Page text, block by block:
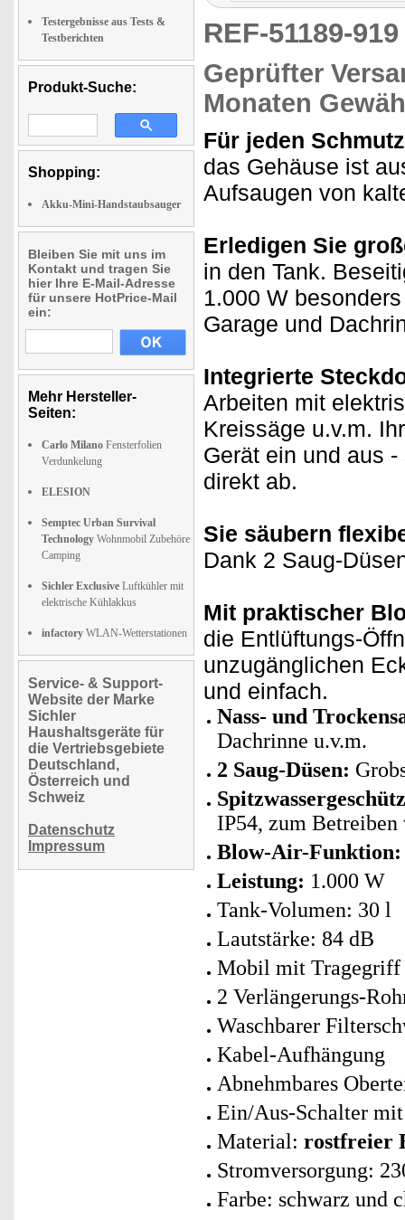
Testergebnisse aus Tests &
Testberichten
Produkt-Suche:
Shopping:
Akku-Mini-Handstaubsauger
Bleiben Sie mit uns im
Kontakt und tragen Sie
hier Ihre E-Mail-Adresse
für unsere HotPrice-Mail
ein:
Mehr Hersteller-
Seiten:
Carlo Milano Fensterfolien
Verdunkelung
ELESION
Semptec Urban Survival
Technology Wohnmobil Zubehöre
Camping
Sichler Exclusive Luftkühler mit
elektrische Kühlakkus
infactory WLAN-Wetterstationen
Service- & Support-
Website der Marke
Sichler
Haushaltsgeräte für
die Vertriebsgebiete
Deutschland,
Österreich und
Schweiz
Datenschutz
Impressum
REF-51189-
Geprüfter
Monaten
Für jeden
das Gehäuse ist
Aufsaugen von
Erledigen Sie
in den Tank.
1.000 W
Garage und
Integrierte
Arbeiten mit
Kreissäge u.v.m.
Gerät ein und aus
direkt ab.
Sie säubern
Dank 2 Saug-
Mit praktischer
die Entlüftungs-
unzugänglichen
und einfach.
Nass- und
Dachrinne u.v.m.
2 Saug-Düsen:
IP54, zum
Blow-Air-Funktion:
Leistung: 1.000 W
Tank-Volumen: 30 l
Lautstärke: 84 dB
Mobil mit Tragegriff
2 Verlängerungs-
Waschbarer
Kabel-Aufhängung
Abnehmbares
Ein/Aus-Schalter
Material: rostfreier
Stromversorgung:
Farbe: schwarz und